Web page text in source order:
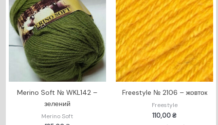
Merino Soft № WKL142 –
зелений
Merino Soft
Freestyle № 2106 – жовток
Freestyle
110,00₴